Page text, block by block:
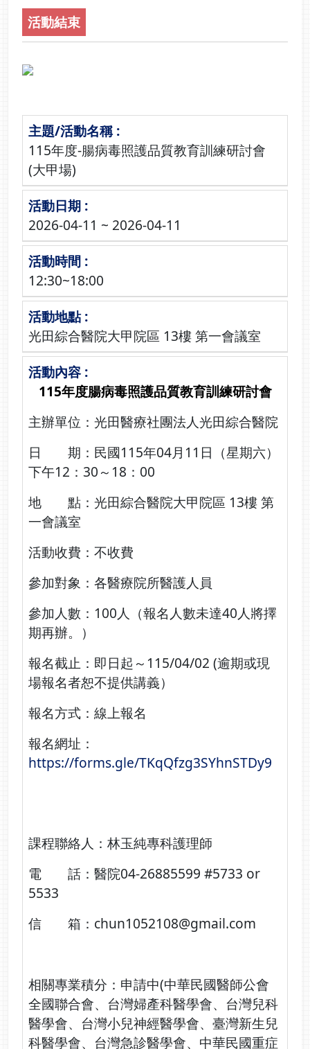
活動結束
115年度-腸病毒照護品質教育訓練研討會
(大甲場)
2026-04-11 ~ 2026-04-11
12:30~18:00
光田綜合醫院大甲院區 13樓 第一會議室
115年度腸病毒照護品質教育訓練研討會
主辦單位：光田醫療社團法人光田綜合醫院
日 期：民國115年04月11日（星期六）
下午12：30～18：00
地 點：光田綜合醫院大甲院區 13樓 第
一會議室
活動收費：不收費
參加對象：各醫療院所醫護人員
參加人數：100人（報名人數未達40人將擇
期再辦。）
報名截止：即日起～115/04/02 (逾期或現
場報名者恕不提供講義）
報名方式： 線上報名
報名網址：
https://forms.gle/TKqQfzg3SYhnSTDy9
課程聯絡人：林玉純專科護理師
電 話：醫院04-26885599 #5733 or
5533
信 箱： chun1052108@gmail.com
相關專業積分：申請中(中華民國醫師公會
全國聯合會、台灣婦產科醫學會、台灣兒科
醫學會、台灣小兒神經醫學會、臺灣新生兒
科醫學會、台灣急診醫學會、中華民國重症